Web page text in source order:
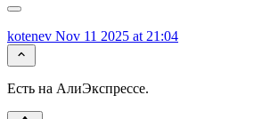
kotenev Nov 11 2025 at 21:04
Есть на АлиЭкспрессе.